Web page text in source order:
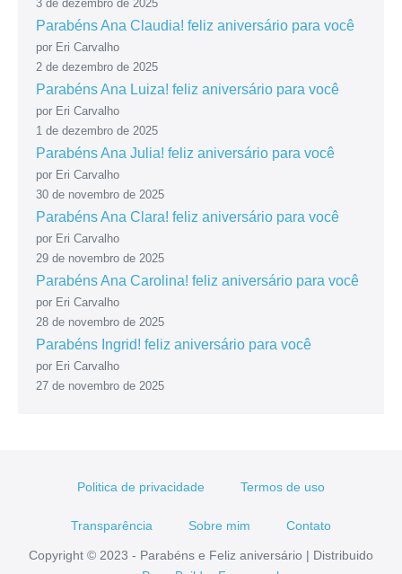
3 de dezembro de 2025
Parabéns Ana Claudia! feliz aniversário para você
por Eri Carvalho
2 de dezembro de 2025
Parabéns Ana Luiza! feliz aniversário para você
por Eri Carvalho
1 de dezembro de 2025
Parabéns Ana Julia! feliz aniversário para você
por Eri Carvalho
30 de novembro de 2025
Parabéns Ana Clara! feliz aniversário para você
por Eri Carvalho
29 de novembro de 2025
Parabéns Ana Carolina! feliz aniversário para você
por Eri Carvalho
28 de novembro de 2025
Parabéns Ingrid! feliz aniversário para você
por Eri Carvalho
27 de novembro de 2025
Politica de privacidade Termos de uso
Transparência Sobre mim Contato
Copyright © 2023 - Parabéns e Feliz aniversário | Distribuido